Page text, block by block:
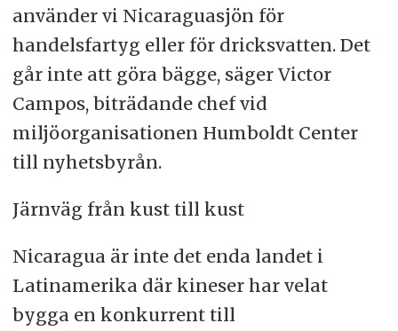
använder vi Nicaraguasjön för
handelsfartyg eller för dricksvatten. Det
går inte att göra bägge, säger Victor
Campos, biträdande chef vid
miljöorganisationen Humboldt Center
till nyhetsbyrån.
Järnväg från kust till kust
Nicaragua är inte det enda landet i
Latinamerika där kineser har velat
bygga en konkurrent till